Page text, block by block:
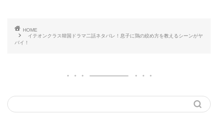
HOME
イテオンクラス韓国ドラマ二話ネタバレ！息子に鶏の絞め方を教えるシーンがヤ
バイ！